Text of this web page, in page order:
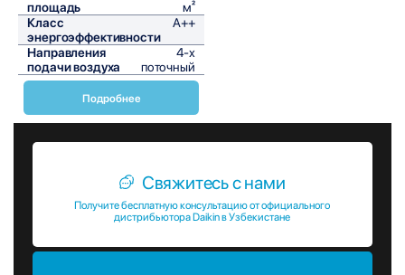
площадь
м²
Класс
энергоэффективности
A++
Направления
подачи воздуха
4-х
поточный
Подробнее
Свяжитесь с нами
Получите бесплатную консультацию от официального
дистрибьютора Daikin в Узбекистане